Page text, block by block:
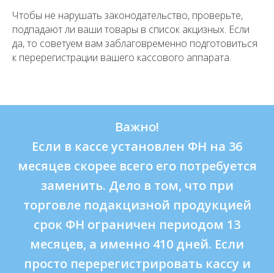
Чтобы не нарушать законодательство, проверьте,
подпадают ли ваши товары в список акцизных. Если
да, то советуем вам заблаговременно подготовиться
к перерегистрации вашего кассового аппарата.
Важно!
Если в кассе установлен ФН на 36
месяцев скорее всего его потребуется
заменить. Дело в том, что при
торговле подакцизной продукцией
срок ФН ограничен периодом 13
месяцев, а именно 410 дней. Если
просто перерегистрировать кассу и